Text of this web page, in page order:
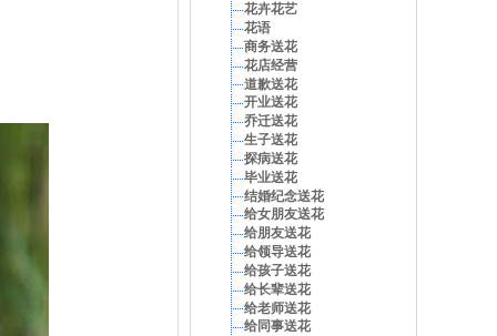
花卉花艺
花语
商务送花
花店经营
道歉送花
开业送花
乔迁送花
生子送花
探病送花
毕业送花
结婚纪念送花
给女朋友送花
给朋友送花
给领导送花
给孩子送花
给长辈送花
给老师送花
给同事送花